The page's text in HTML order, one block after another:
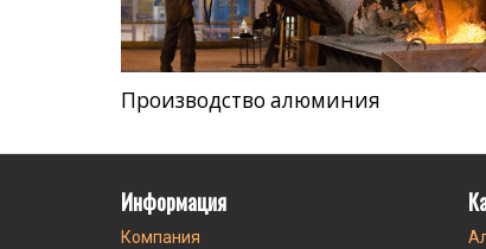
Производство алюминия
Информация
Компания